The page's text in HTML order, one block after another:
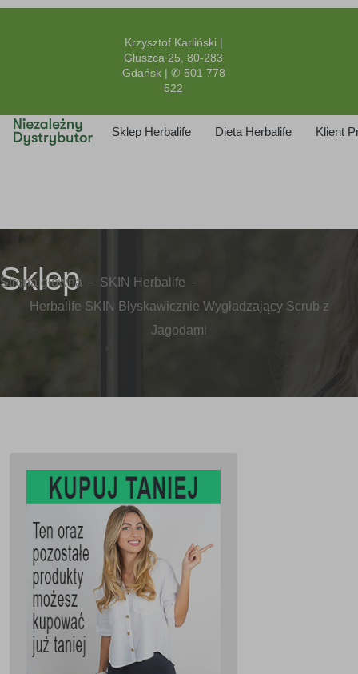
Krzysztof Karliński |
Głuszca 25, 80-283
Gdańsk | ✆ 501 778
522
Sklep Herbalife Dieta Herbalife Klient
Sklep
Strona główna
SKIN Herbalife
Herbalife SKIN Błyskawicznie Wygładzający Scrub z
Jagodami